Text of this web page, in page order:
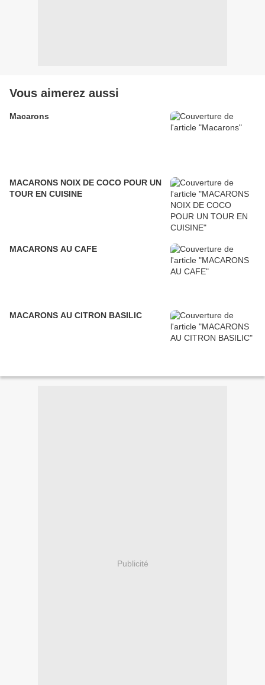
Vous aimerez aussi
Macarons
MACARONS NOIX DE COCO POUR UN
TOUR EN CUISINE
MACARONS AU CAFE
MACARONS AU CITRON BASILIC
Publicité